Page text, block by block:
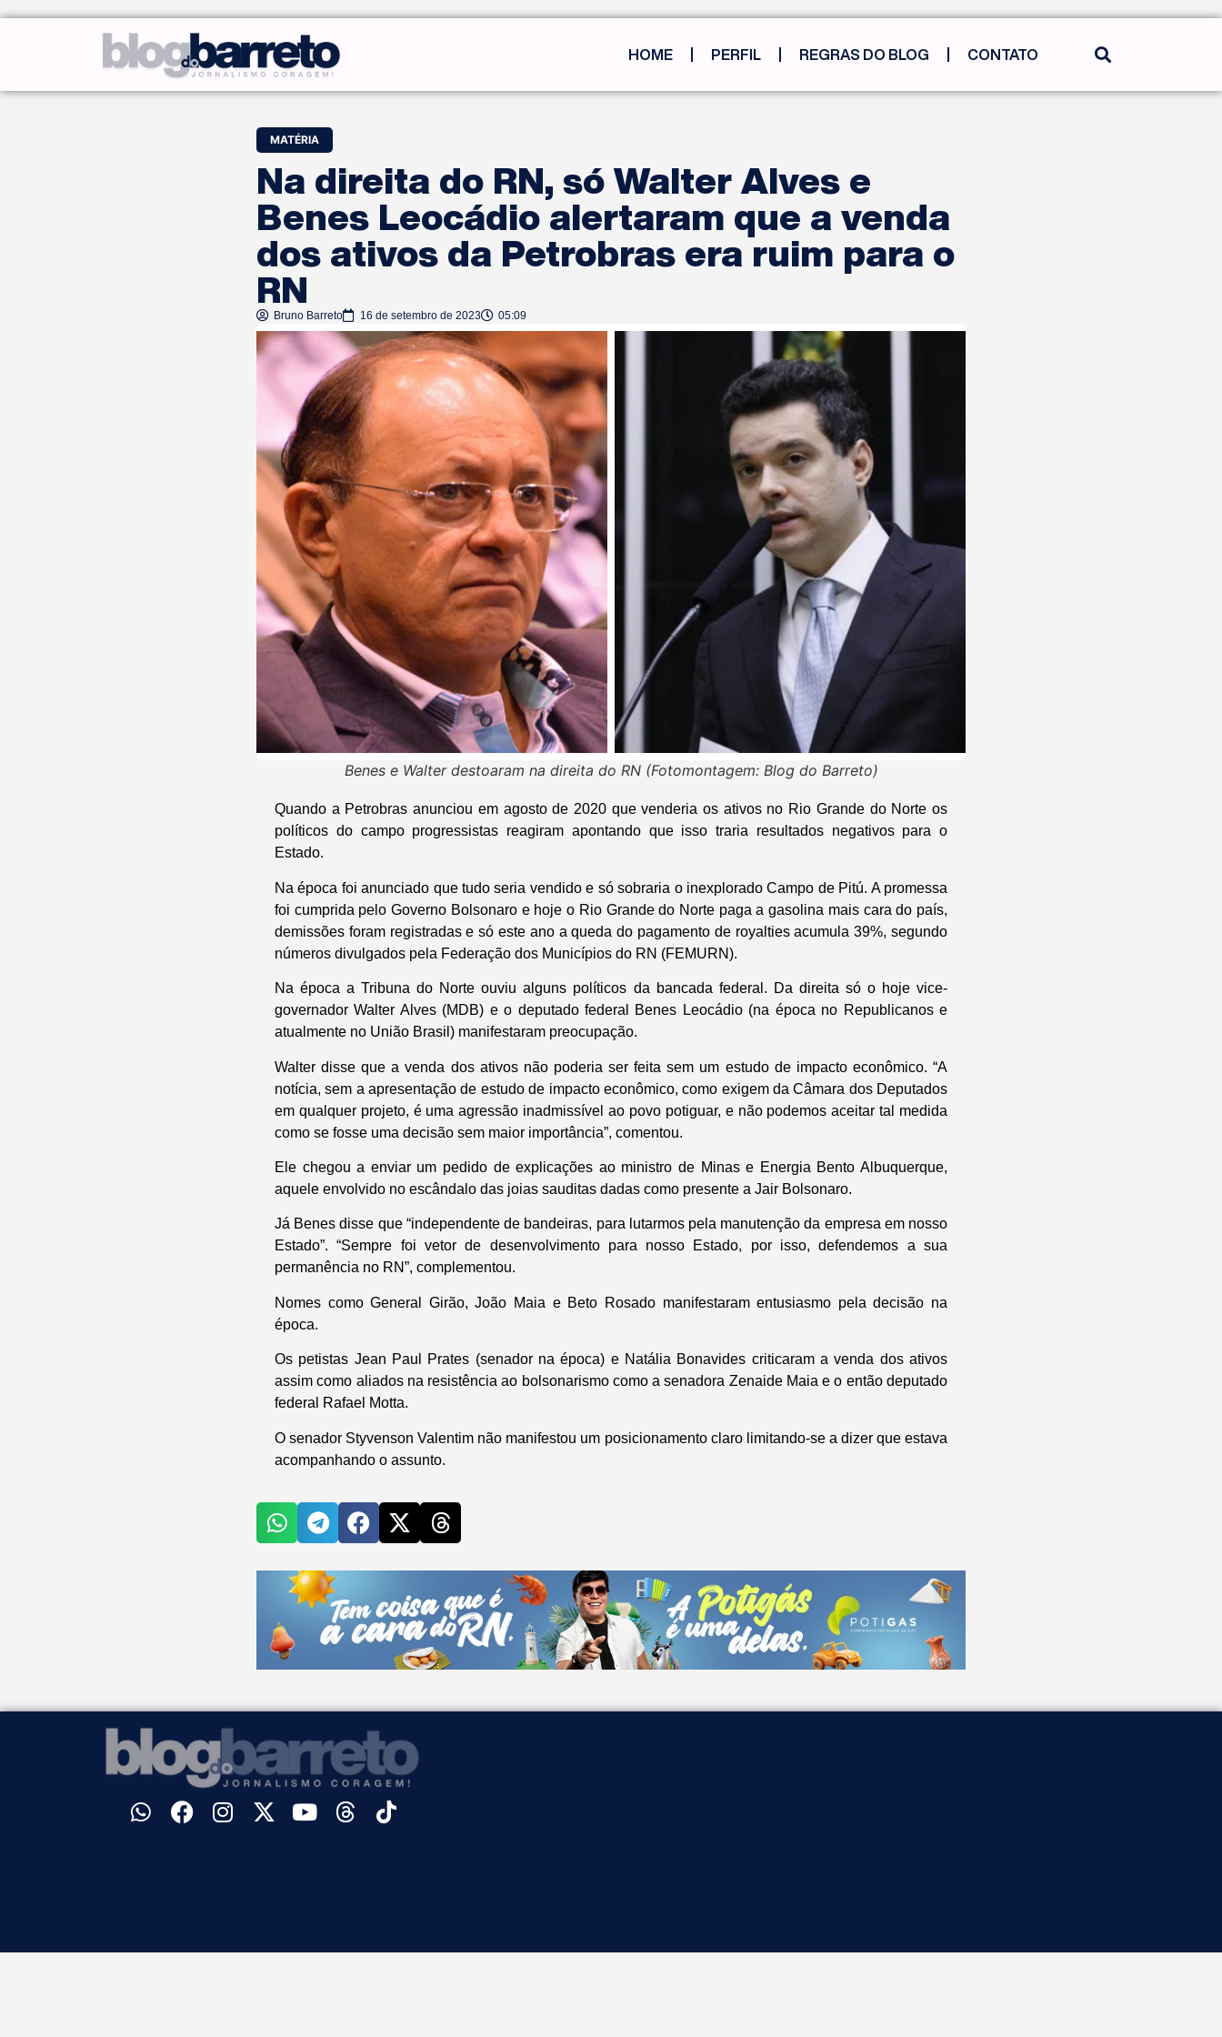
HOME PERFIL REGRAS DO BLOG CONTATO
MATÉRIA
Na direita do RN, só Walter Alves e
Benes Leocádio alertaram que a venda
dos ativos da Petrobras era ruim para o
RN
Bruno Barreto 16 de setembro de 2023 05:09
Benes e Walter destoaram na direita do RN (Fotomontagem: Blog do Barreto)
Quando a Petrobras anunciou em agosto de 2020 que venderia os ativos no Rio Grande do Norte os
políticos do campo progressistas reagiram apontando que isso traria resultados negativos para o
Estado.
Na época foi anunciado que tudo seria vendido e só sobraria o inexplorado Campo de Pitú. A promessa
foi cumprida pelo Governo Bolsonaro e hoje o Rio Grande do Norte paga a gasolina mais cara do país,
demissões foram registradas e só este ano a queda do pagamento de royalties acumula 39%, segundo
números divulgados pela Federação dos Municípios do RN (FEMURN).
Na época a Tribuna do Norte ouviu alguns políticos da bancada federal. Da direita só o hoje vice-
governador Walter Alves (MDB) e o deputado federal Benes Leocádio (na época no Republicanos e
atualmente no União Brasil) manifestaram preocupação.
Walter disse que a venda dos ativos não poderia ser feita sem um estudo de impacto econômico. “A
notícia, sem a apresentação de estudo de impacto econômico, como exigem da Câmara dos Deputados
em qualquer projeto, é uma agressão inadmissível ao povo potiguar, e não podemos aceitar tal medida
como se fosse uma decisão sem maior importância”, comentou.
Ele chegou a enviar um pedido de explicações ao ministro de Minas e Energia Bento Albuquerque,
aquele envolvido no escândalo das joias sauditas dadas como presente a Jair Bolsonaro.
Já Benes disse que “independente de bandeiras, para lutarmos pela manutenção da empresa em nosso
Estado”. “Sempre foi vetor de desenvolvimento para nosso Estado, por isso, defendemos a sua
permanência no RN”, complementou.
Nomes como General Girão, João Maia e Beto Rosado manifestaram entusiasmo pela decisão na
época.
Os petistas Jean Paul Prates (senador na época) e Natália Bonavides criticaram a venda dos ativos
assim como aliados na resistência ao bolsonarismo como a senadora Zenaide Maia e o então deputado
federal Rafael Motta.
O senador Styvenson Valentim não manifestou um posicionamento claro limitando-se a dizer que estava
acompanhando o assunto.